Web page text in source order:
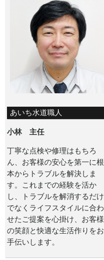
あいち水道職人
小林 主任
丁寧な点検や修理はもちろ
ん、お客様の安心を第一に根
本からトラブルを解決しま
す。これまでの経験を活か
し、トラブルを解消するだけ
でなくライフスタイルに合わ
せたご提案を心掛け、お客様
の笑顔と快適な生活作りをお
手伝いします。